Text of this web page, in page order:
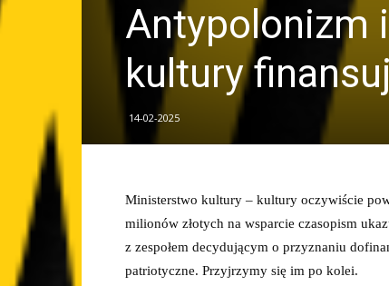
Antypolonizm
kultury
14-02-2025
Ministerstwo kultury – kultury oczywiście
milionów złotych na wsparcie czasopism
z zespołem decydującym o przyznaniu
patriotyczne. Przyjrzymy się im po kolei.